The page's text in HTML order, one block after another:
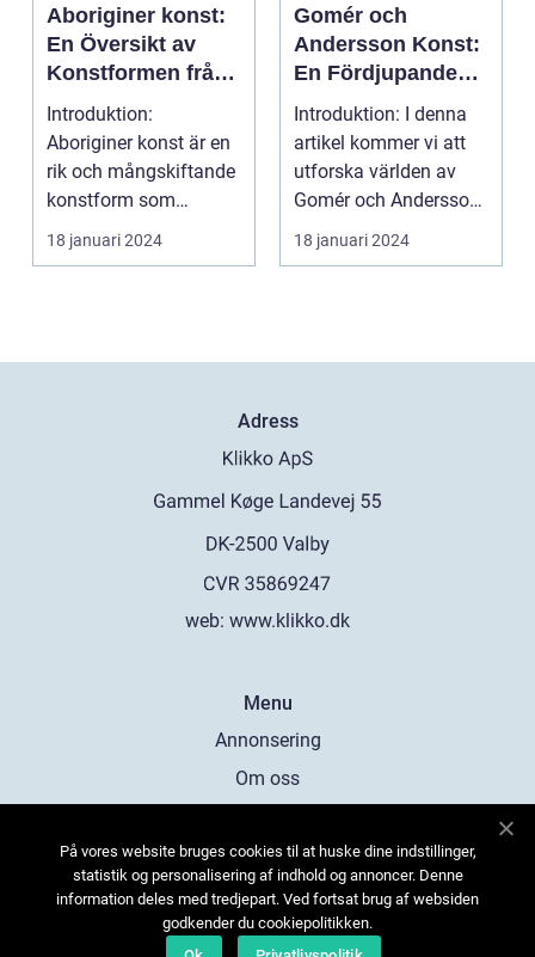
Aboriginer konst:
En Översikt av
Konstformen från
Australiens
Urinvånare
Introduktion:
Aboriginer konst är en
rik och mångskiftande
konstform som
härstammar från
Australiens...
18 januari 2024
Gomér och
Andersson Konst:
En Fördjupande
Översikt
Introduktion: I denna
artikel kommer vi att
utforska världen av
Gomér och Andersson
konst, dess olik...
18 januari 2024
Adress
web: www.klikko.dk
Menu
Annonsering
Om oss
Kontakta oss
Sitemap
På vores website bruges cookies til at huske dine indstillinger,
statistik og personalisering af indhold og annoncer. Denne
information deles med tredjepart. Ved fortsat brug af websiden
godkender du cookiepolitikken.